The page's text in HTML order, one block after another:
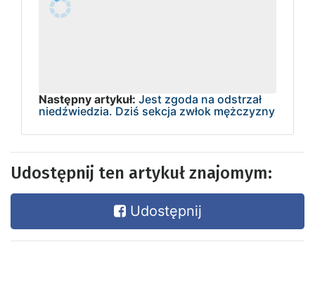
Następny artykuł: Jest zgoda na odstrzał
niedźwiedzia. Dziś sekcja zwłok mężczyzny
Udostępnij ten artykuł znajomym:
Udostępnij